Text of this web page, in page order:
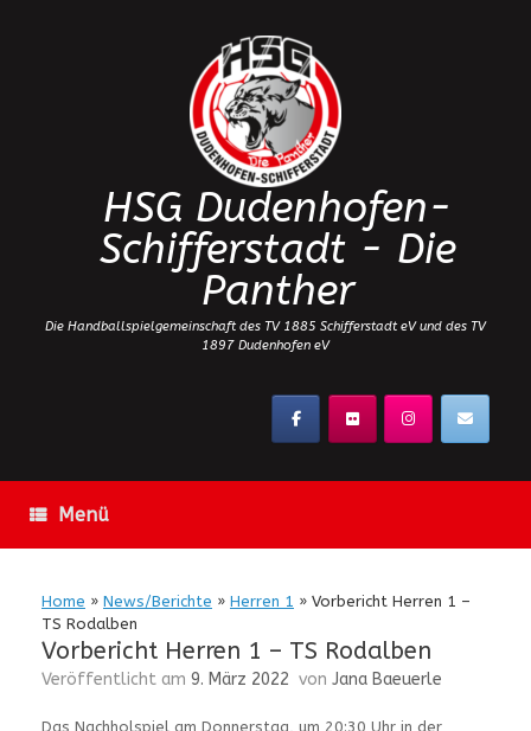
HSG Dudenhofen-
Schifferstadt - Die
Panther
Die Handballspielgemeinschaft des TV 1885 Schifferstadt eV und des TV
1897 Dudenhofen eV
Menü
Home » News/Berichte » Herren 1 » Vorbericht Herren 1 –
TS Rodalben
Vorbericht Herren 1 – TS Rodalben
Veröffentlicht am 9. März 2022 von Jana Baeuerle
Das Nachholspiel am Donnerstag, um 20:30 Uhr in der